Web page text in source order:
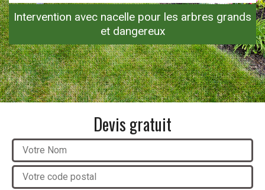
Intervention avec nacelle pour les arbres grands
et dangereux
Devis gratuit